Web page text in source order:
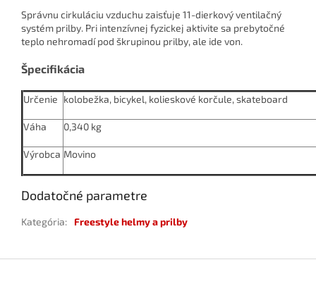
Správnu cirkuláciu vzduchu zaisťuje 11-dierkový ventilačný
systém prilby. Pri intenzívnej fyzickej aktivite sa prebytočné
teplo nehromadí pod škrupinou prilby, ale ide von.
Špecifikácia
Určenie kolobežka, bicykel, kolieskové korčule, skateboard
Váha 0,340 kg
Výrobca Movino
Dodatočné parametre
Kategória: Freestyle helmy a prilby